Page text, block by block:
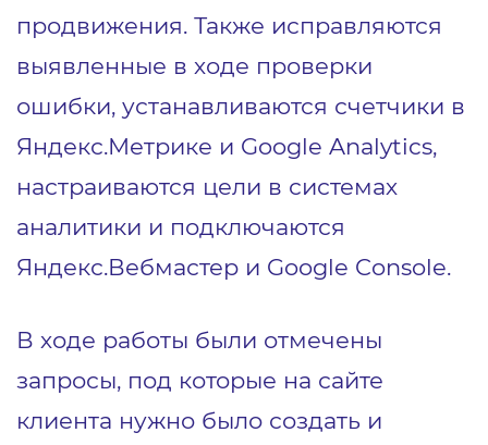
продвижения. Также исправляются
выявленные в ходе проверки
ошибки, устанавливаются счетчики в
Яндекс.Метрике и Google Analytics,
настраиваются цели в системах
аналитики и подключаются
Яндекс.Вебмастер и Google Console.
В ходе работы были отмечены
запросы, под которые на сайте
клиента нужно было создать и